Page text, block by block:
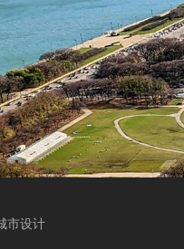
市设计